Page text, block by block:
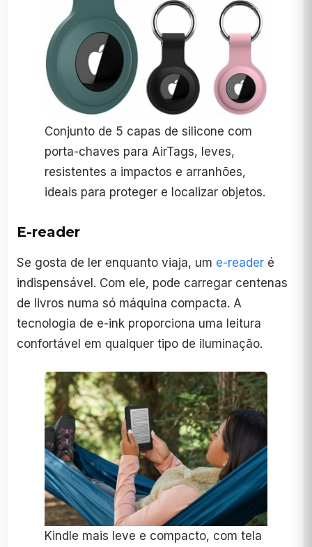
Conjunto de 5 capas de silicone com
porta-chaves para AirTags, leves,
resistentes a impactos e arranhões,
ideais para proteger e localizar objetos.
E-reader
Se gosta de ler enquanto viaja, um e-reader é
indispensável. Com ele, pode carregar centenas
de livros numa só máquina compacta. A
tecnologia de e-ink proporciona uma leitura
confortável em qualquer tipo de iluminação.
Kindle mais leve e compacto, com tela